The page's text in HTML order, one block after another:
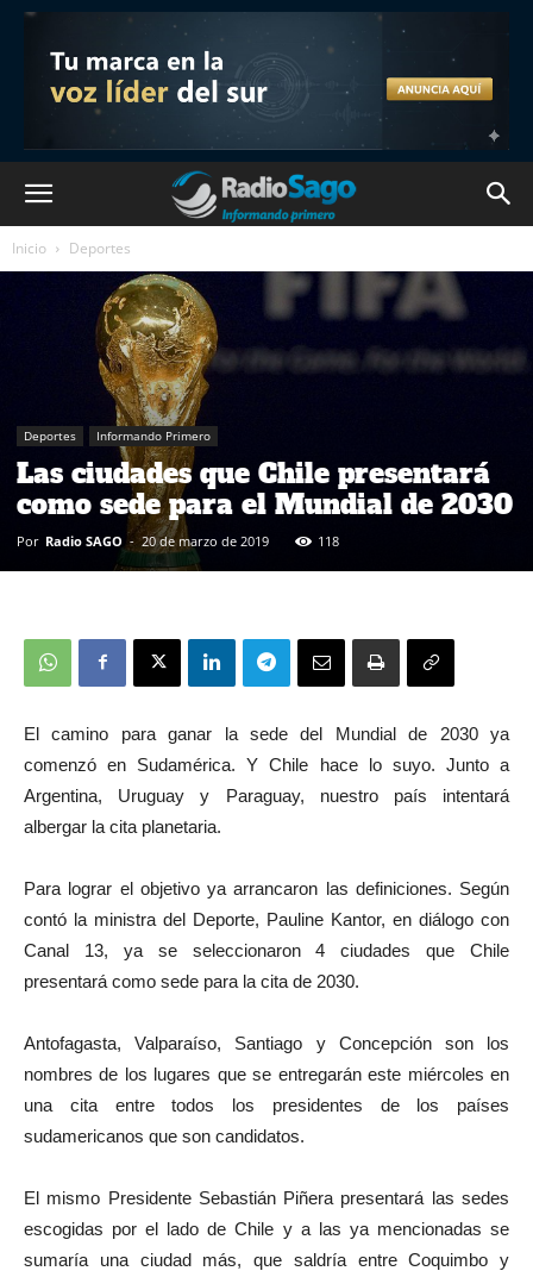
Inicio Deportes
Deportes Informando Primero
Las ciudades que Chile presentará
como sede para el Mundial de 2030
Por Radio SAGO - 20 de marzo de 2019 118
El camino para ganar la sede del Mundial de 2030 ya
comenzó en Sudamérica. Y Chile hace lo suyo. Junto a
Argentina, Uruguay y Paraguay, nuestro país intentará
albergar la cita planetaria.
Para lograr el objetivo ya arrancaron las definiciones. Según
contó la ministra del Deporte, Pauline Kantor, en diálogo con
Canal 13, ya se seleccionaron 4 ciudades que Chile
presentará como sede para la cita de 2030.
Antofagasta, Valparaíso, Santiago y Concepción son los
nombres de los lugares que se entregarán este miércoles en
una cita entre todos los presidentes de los países
sudamericanos que son candidatos.
El mismo Presidente Sebastián Piñera presentará las sedes
escogidas por el lado de Chile y a las ya mencionadas se
sumaría una ciudad más, que saldría entre Coquimbo y